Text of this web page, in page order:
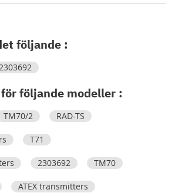
följande :
följande modeller :
TM70/2 RAD-TS
T71
2303692 TM70
ATEX transmitters